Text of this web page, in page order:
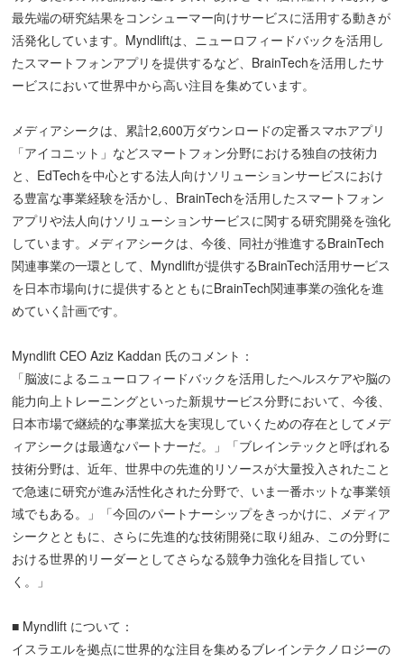
最先端の研究結果をコンシューマー向けサービスに活用する動きが
活発化しています。Myndliftは、ニューロフィードバックを活用し
たスマートフォンアプリを提供するなど、BrainTechを活用したサ
ービスにおいて世界中から高い注目を集めています。
メディアシークは、累計2,600万ダウンロードの定番スマホアプリ
「アイコニット」などスマートフォン分野における独自の技術力
と、EdTechを中心とする法人向けソリューションサービスにおけ
る豊富な事業経験を活かし、BrainTechを活用したスマートフォン
アプリや法人向けソリューションサービスに関する研究開発を強化
しています。メディアシークは、今後、同社が推進するBrainTech
関連事業の一環として、Myndliftが提供するBrainTech活用サービス
を日本市場向けに提供するとともにBrainTech関連事業の強化を進
めていく計画です。
Myndlift CEO Aziz Kaddan 氏のコメント：
「脳波によるニューロフィードバックを活用したヘルスケアや脳の
能力向上トレーニングといった新規サービス分野において、今後、
日本市場で継続的な事業拡大を実現していくための存在としてメデ
ィアシークは最適なパートナーだ。」「ブレインテックと呼ばれる
技術分野は、近年、世界中の先進的リソースが大量投入されたこと
で急速に研究が進み活性化された分野で、いま一番ホットな事業領
域でもある。」「今回のパートナーシップをきっかけに、メディア
シークとともに、さらに先進的な技術開発に取り組み、この分野に
おける世界的リーダーとしてさらなる競争力強化を目指してい
く。」
■ Myndlift について：
イスラエルを拠点に世界的な注目を集めるブレインテクノロジーの